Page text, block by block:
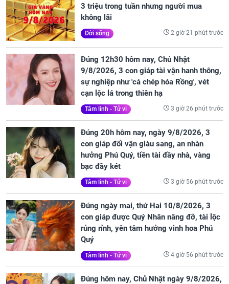
3 triệu trong tuần nhưng người mua
không lãi
Đời sống 2 giờ 21 phút trước
Đúng 12h30 hôm nay, Chủ Nhật
9/8/2026, 3 con giáp tài vận hanh thông,
sự nghiệp như 'cá chép hóa Rồng', vét
cạn lộc lá trong thiên hạ
Tâm linh - Tử vi 3 giờ 26 phút trước
Đúng 20h hôm nay, ngày 9/8/2026, 3
con giáp đổi vận giàu sang, an nhàn
hưởng Phú Quý, tiền tài đầy nhà, vàng
bạc đầy két
Tâm linh - Tử vi 3 giờ 56 phút trước
Đúng ngày mai, thứ Hai 10/8/2026, 3
con giáp được Quý Nhân nâng đỡ, tài lộc
rủng rỉnh, yên tâm hưởng vinh hoa Phú
Quý
Tâm linh - Tử vi 4 giờ 56 phút trước
Đúng hôm nay, Chủ Nhật ngày 9/8/2026,